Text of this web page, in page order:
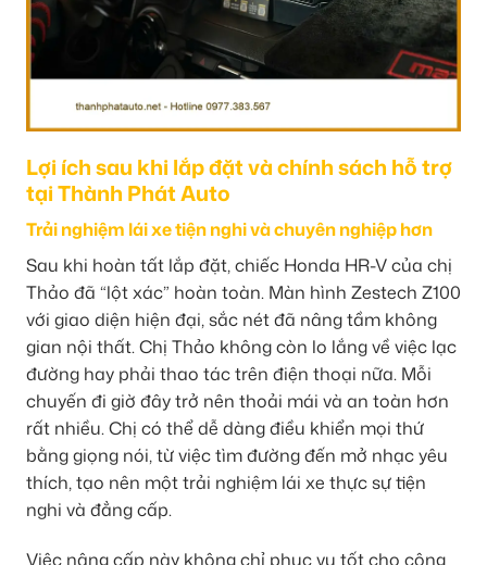
Lợi ích sau khi lắp đặt và chính sách hỗ trợ
tại Thành Phát Auto
Trải nghiệm lái xe tiện nghi và chuyên nghiệp hơn
Sau khi hoàn tất lắp đặt, chiếc Honda HR-V của chị
Thảo đã “lột xác” hoàn toàn. Màn hình Zestech Z100
với giao diện hiện đại, sắc nét đã nâng tầm không
gian nội thất. Chị Thảo không còn lo lắng về việc lạc
đường hay phải thao tác trên điện thoại nữa. Mỗi
chuyến đi giờ đây trở nên thoải mái và an toàn hơn
rất nhiều. Chị có thể dễ dàng điều khiển mọi thứ
bằng giọng nói, từ việc tìm đường đến mở nhạc yêu
thích, tạo nên một trải nghiệm lái xe thực sự tiện
nghi và đẳng cấp.
Việc nâng cấp này không chỉ phục vụ tốt cho công